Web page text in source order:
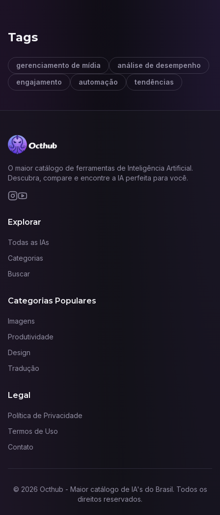
Tags
gerenciamento de mídia
análise de desempenho
engajamento
automação tendências
O maior catálogo de ferramentas de Inteligência Artificial.
Descubra, compare e encontre a IA perfeita para você.
Explorar
Todas as IAs
Categorias
Buscar
Categorias Populares
Imagens
Produtividade
Design
Tradução
Legal
Política de Privacidade
Termos de Uso
Contato
© 2026 Octhub - Maior catálogo de IA's do Brasil. Todos os
direitos reservados.